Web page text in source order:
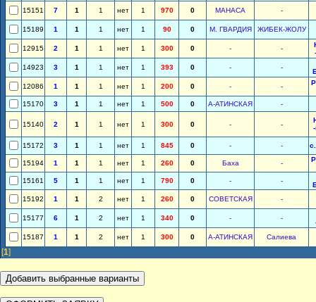
15151 7 1 1 нет 1 970 0 МАНАСА -
15189 1 1 1 нет 1 90 0 М. ГВАРДИЯ ЖИБЕК-ЖОЛУ
12915 2 1 1 нет 1 300 0 - -
14923
3 1 1 нет 1 393 0 - -
12086
1 1 1 нет 1 200 0 - -
15170 3 1 1 нет 1 500 0 А-АТИНСКАЯ -
15140 2 1 1 нет 1 300 0 - -
15172 3 1 1 нет 1 845 0 - -
15194 1 1 1 нет 1 260 0 Баха -
15161 5 1 1 нет 1 790 0 - -
15192
1 1 2 нет 1 260 0 СОВЕТСКАЯ -
15177 6 1 2 нет 1 340 0 - -
15187
1 1 2 нет 1 300 0 А-АТИНСКАЯ Салиева
[1]